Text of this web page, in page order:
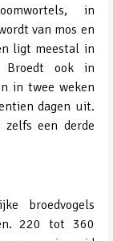
in
van mos en
ligt meestal in
Broedt ook in
in twee weken
dagen uit.
een derde
broedvogels
220 tot 360